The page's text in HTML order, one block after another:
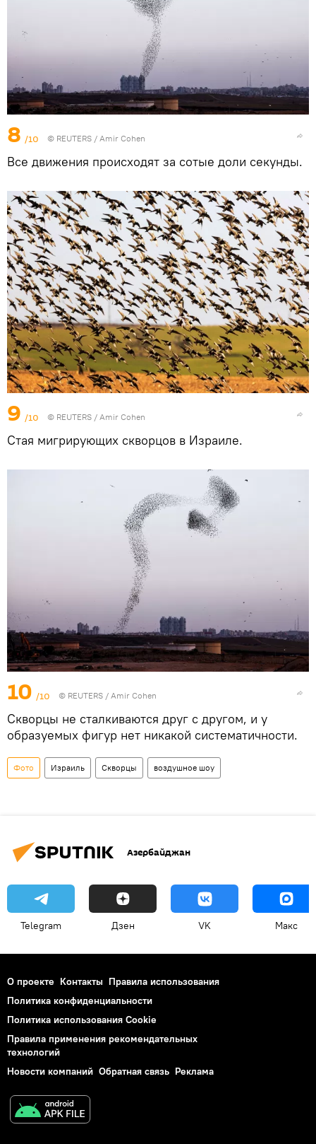
8 /10 © REUTERS / Amir Cohen
Все движения происходят за сотые доли секунды.
9 /10 © REUTERS / Amir Cohen
Стая мигрирующих скворцов в Израиле.
10 /10 © REUTERS / Amir Cohen
Скворцы не сталкиваются друг с другом, и у
образуемых фигур нет никакой систематичности.
Фото Израиль Скворцы воздушное шоу
Азербайджан
Telegram Дзен VK Макс
О проекте Контакты Правила использования
Политика конфиденциальности
Политика использования Cookie
Правила применения рекомендательных
технологий
Новости компаний Обратная связь Реклама